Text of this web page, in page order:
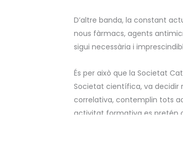
D’altre banda, la constant
nous fàrmacs, agents
sigui necessària i
És per això que la Societat
Societat científica, va decidir
correlativa, contemplin tots
activitat formativa es pretén